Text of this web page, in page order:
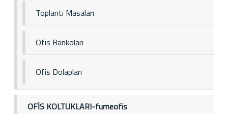
Toplantı Masaları
Ofis Bankoları
Ofis Dolapları
OFİS KOLTUKLARI-fumeofis